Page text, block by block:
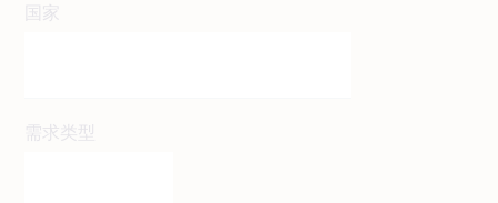
国家
需求类型